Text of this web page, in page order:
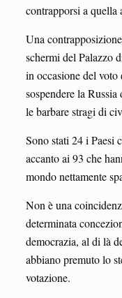
contrapporsi a quella
Una
schermi del Palazzo
in occasione del
sospendere la
le barbare stragi di
Sono stati 24 i Paesi
accanto ai 93 che
mondo nettamente
Non è una
determinata
democrazia, al di là
abbiano premuto lo
votazione.